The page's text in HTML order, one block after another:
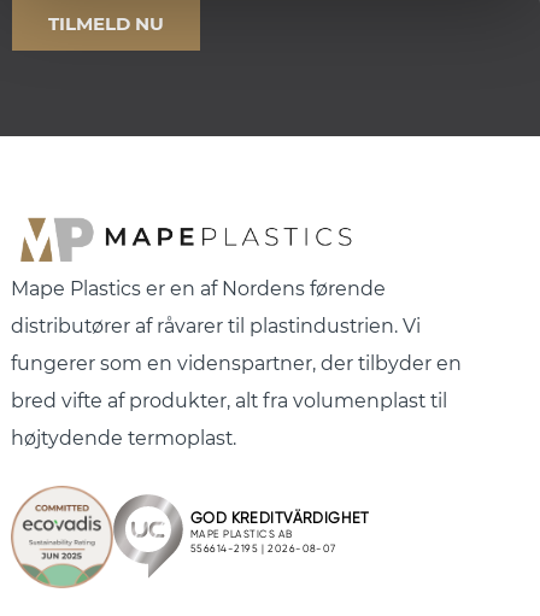
Mape Plastics er en af Nordens førende
distributører af råvarer til plastindustrien. Vi
fungerer som en videnspartner, der tilbyder en
bred vifte af produkter, alt fra volumenplast til
højtydende termoplast.